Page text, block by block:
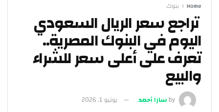
Home بنوك
تراجع سعر الريال السعودي
اليوم في البنوك المصرية..
تعرف على أعلى سعر للشراء
والبيع
byسارا أحمد يونيو 1, 2026